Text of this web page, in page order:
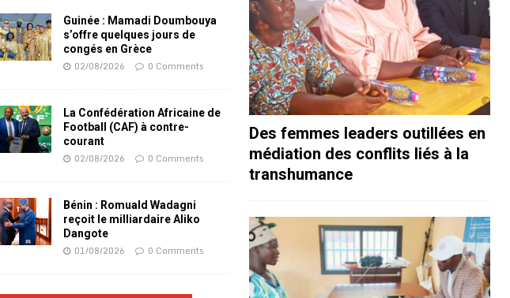
Guinée : Mamadi Doumbouya
s’offre quelques jours de
congés en Grèce
02/08/2026 0 Comments
La Confédération Africaine de
Football (CAF) à contre-
courant
02/08/2026 0 Comments
Bénin : Romuald Wadagni
reçoit le milliardaire Aliko
Dangote
01/08/2026 0 Comments
Des femmes leaders outillées en
médiation des conflits liés à la
transhumance